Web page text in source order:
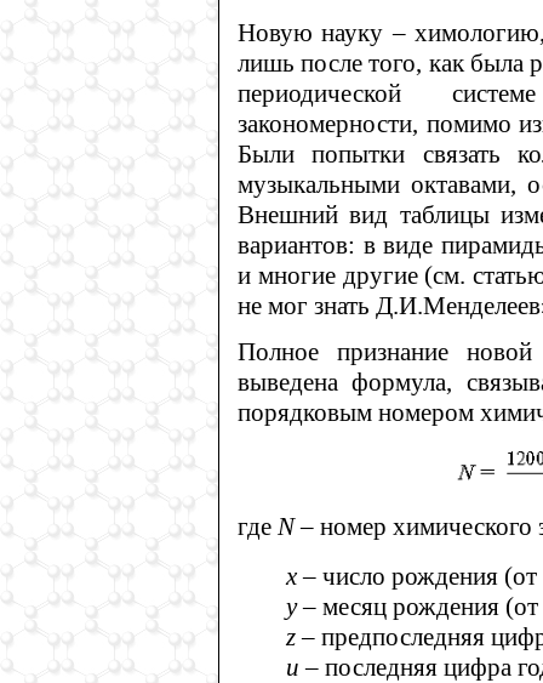
Новую науку –
лишь после того, как была
периодической
закономерности, помимо
Были попытки связать
музыкальными октавами,
Внешний вид таблицы
вариантов: в виде
и многие другие (см.
не мог знать
Полное признание
выведена формула,
порядковым номером
где N– номер химического
х– число рождения
у– месяц рождения
z– предпоследняя
u – последняя цифра